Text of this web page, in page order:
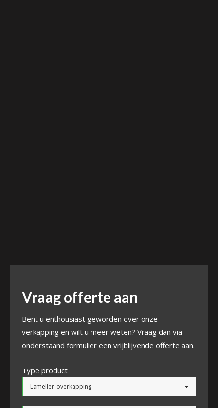
Vraag offerte aan
Bent u enthousiast geworden over onze
verkapping en wilt u meer weten? Vraag dan via
onderstaand formulier een vrijblijvende offerte aan.
Type product